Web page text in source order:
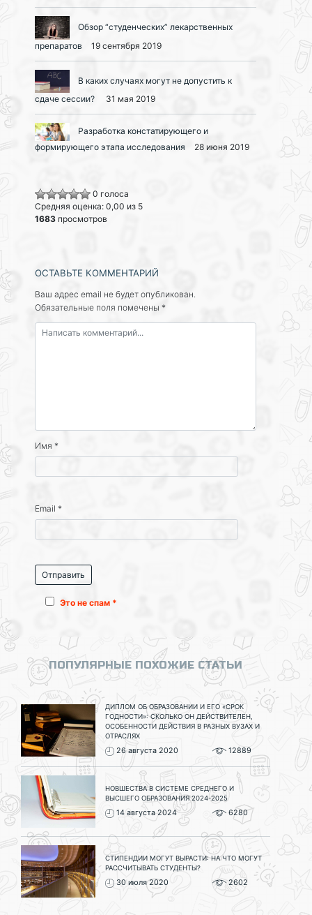
Обзор “студенческих” лекарственных
препаратов
19 сентября 2019
В каких случаях могут не допустить к
сдаче сессии?
31 мая 2019
Разработка констатирующего и
формирующего этапа исследования
28 июня 2019
0 голоса
Средняя оценка: 0,00 из 5
1683 просмотров
ОСТАВЬТЕ КОММЕНТАРИЙ
Ваш адрес email не будет опубликован.
Обязательные поля помечены *
Имя *
Email *
Это не спам *
ПОПУЛЯРНЫЕ ПОХОЖИЕ СТАТЬИ
ДИПЛОМ ОБ ОБРАЗОВАНИИ И ЕГО «СРОК
ГОДНОСТИ»: СКОЛЬКО ОН ДЕЙСТВИТЕЛЕН,
ОСОБЕННОСТИ ДЕЙСТВИЯ В РАЗНЫХ ВУЗАХ И
ОТРАСЛЯХ
26 августа 2020 12889
НОВШЕСТВА В СИСТЕМЕ СРЕДНЕГО И
ВЫСШЕГО ОБРАЗОВАНИЯ 2024-2025
14 августа 2024 6280
СТИПЕНДИИ МОГУТ ВЫРАСТИ: НА ЧТО МОГУТ
РАССЧИТЫВАТЬ СТУДЕНТЫ?
30 июля 2020 2602